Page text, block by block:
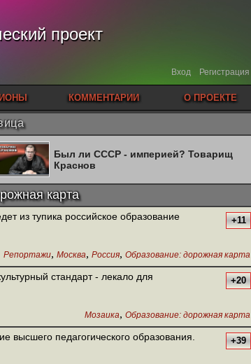
проект
Вход Регистрация
КОММЕНТАРИИ О ПРОЕКТЕ
Был ли СССР - империей? Товарищ
Краснов
карта
из тупика российское образование +11
Репортажи, Москва, Россия, Образование: дорожная карта
стандарт - лекало для
+20
Мозаика, Образование: дорожная карта
высшего педагогического образования. +39